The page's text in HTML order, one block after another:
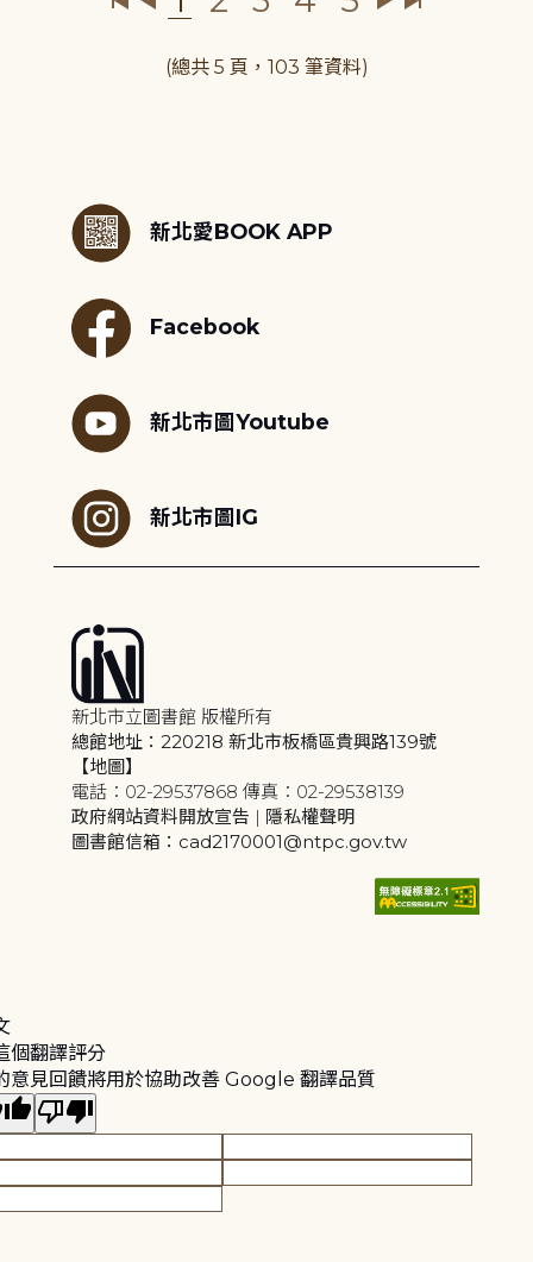
(總共 5 頁，103 筆資料)
新北愛BOOK APP
Facebook
新北市圖Youtube
新北市圖IG
新北市立圖書館 版權所有
總館地址：220218 新北市板橋區貴興路139號
【地圖】
電話：02-29537868 傳真：02-29538139
政府網站資料開放宣告 | 隱私權聲明
圖書館信箱：cad2170001@ntpc.gov.tw
個翻譯評分
意見回饋將用於協助改善 Google 翻譯品質